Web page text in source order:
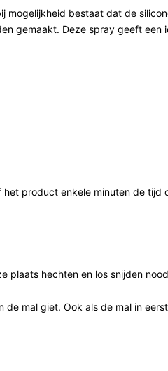
mogelijkheid bestaat dat de
gemaakt. Deze spray geeft een
product enkele minuten de tijd
plaats hechten en los snijden
mal giet. Ook als de mal in